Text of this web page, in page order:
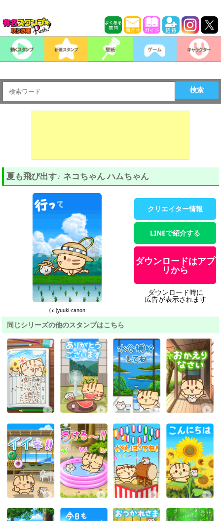
検索
夏も飛び出す♪ ネコちゃん ハムちゃん
(ｃ)yuuki-canon
クリエイター情報
LINEで紹介する
ダウンロードはアプ
リから
ダウンロード時に
広告が表示されます
同じシリーズの他のスタンプはこちら